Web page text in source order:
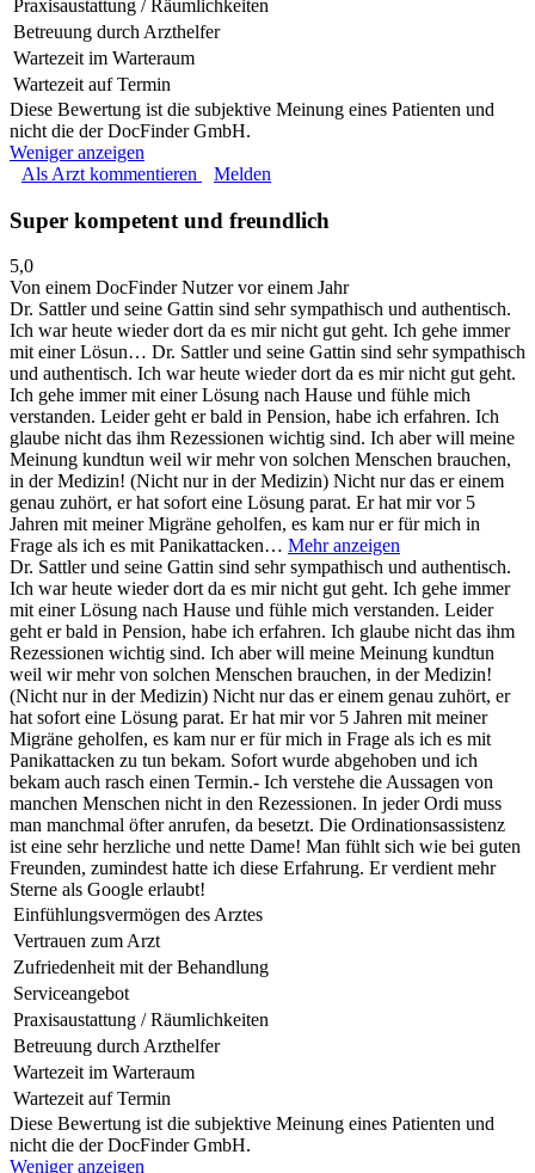
Praxisaustattung / Räumlichkeiten
Betreuung durch Arzthelfer
Wartezeit im Warteraum
Wartezeit auf Termin
Diese Bewertung ist die subjektive Meinung eines Patienten und
nicht die der DocFinder GmbH.
Weniger anzeigen
Als Arzt kommentieren
Melden
Super kompetent und freundlich
5,0
Von einem DocFinder Nutzervor einem Jahr
Dr. Sattler und seine Gattin sind sehr sympathisch und authentisch.
Ich war heute wieder dort da es mir nicht gut geht. Ich gehe immer
mit einer Lösun… Dr. Sattler und seine Gattin sind sehr sympathisch
und authentisch. Ich war heute wieder dort da es mir nicht gut geht.
Ich gehe immer mit einer Lösung nach Hause und fühle mich
verstanden. Leider geht er bald in Pension, habe ich erfahren. Ich
glaube nicht das ihm Rezessionen wichtig sind. Ich aber will meine
Meinung kundtun weil wir mehr von solchen Menschen brauchen,
in der Medizin! (Nicht nur in der Medizin) Nicht nur das er einem
genau zuhört, er hat sofort eine Lösung parat. Er hat mir vor 5
Jahren mit meiner Migräne geholfen, es kam nur er für mich in
Frage als ich es mit Panikattacken… Mehr anzeigen
Dr. Sattler und seine Gattin sind sehr sympathisch und authentisch.
Ich war heute wieder dort da es mir nicht gut geht. Ich gehe immer
mit einer Lösung nach Hause und fühle mich verstanden. Leider
geht er bald in Pension, habe ich erfahren. Ich glaube nicht das ihm
Rezessionen wichtig sind. Ich aber will meine Meinung kundtun
weil wir mehr von solchen Menschen brauchen, in der Medizin!
(Nicht nur in der Medizin) Nicht nur das er einem genau zuhört, er
hat sofort eine Lösung parat. Er hat mir vor 5 Jahren mit meiner
Migräne geholfen, es kam nur er für mich in Frage als ich es mit
Panikattacken zu tun bekam. Sofort wurde abgehoben und ich
bekam auch rasch einen Termin.- Ich verstehe die Aussagen von
manchen Menschen nicht in den Rezessionen. In jeder Ordi muss
man manchmal öfter anrufen, da besetzt. Die Ordinationsassistenz
ist eine sehr herzliche und nette Dame! Man fühlt sich wie bei guten
Freunden, zumindest hatte ich diese Erfahrung. Er verdient mehr
Sterne als Google erlaubt!
Einfühlungsvermögen des Arztes
Vertrauen zum Arzt
Zufriedenheit mit der Behandlung
Serviceangebot
Praxisaustattung / Räumlichkeiten
Betreuung durch Arzthelfer
Wartezeit im Warteraum
Wartezeit auf Termin
Diese Bewertung ist die subjektive Meinung eines Patienten und
nicht die der DocFinder GmbH.
Weniger anzeigen